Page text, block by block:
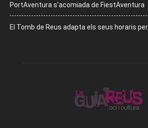
PortAventura s’acomiada de FiestAventura
El Tomb de Reus adapta els seus horaris